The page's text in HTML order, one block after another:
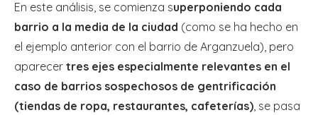
En este análisis, se comienza superponiendo cada
barrio a la media de la ciudad (como se ha hecho en
el ejemplo anterior con el barrio de Arganzuela), pero
aparecer tres ejes especialmente relevantes en el
caso de barrios sospechosos de gentrificación
(tiendas de ropa, restaurantes, cafeterías) , se pasa